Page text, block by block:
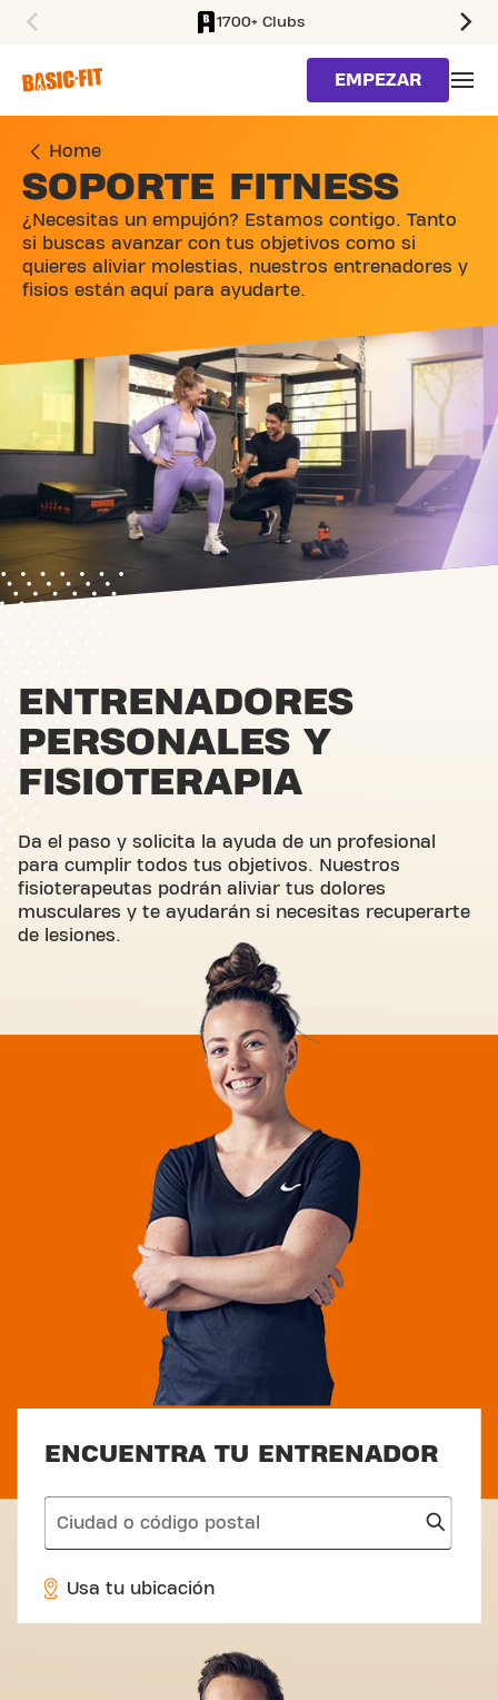
1700+ Clubs
EMPEZAR
Home
SOPORTE FITNESS
¿Necesitas un empujón? Estamos contigo. Tanto
si buscas avanzar con tus objetivos como si
quieres aliviar molestias, nuestros entrenadores y
fisios están aquí para ayudarte.
ENTRENADORES
PERSONALES Y
FISIOTERAPIA
Da el paso y solicita la ayuda de un profesional
para cumplir todos tus objetivos. Nuestros
fisioterapeutas podrán aliviar tus dolores
musculares y te ayudarán si necesitas recuperarte
de lesiones.
ENCUENTRA TU ENTRENADOR
search
Usa tu ubicación